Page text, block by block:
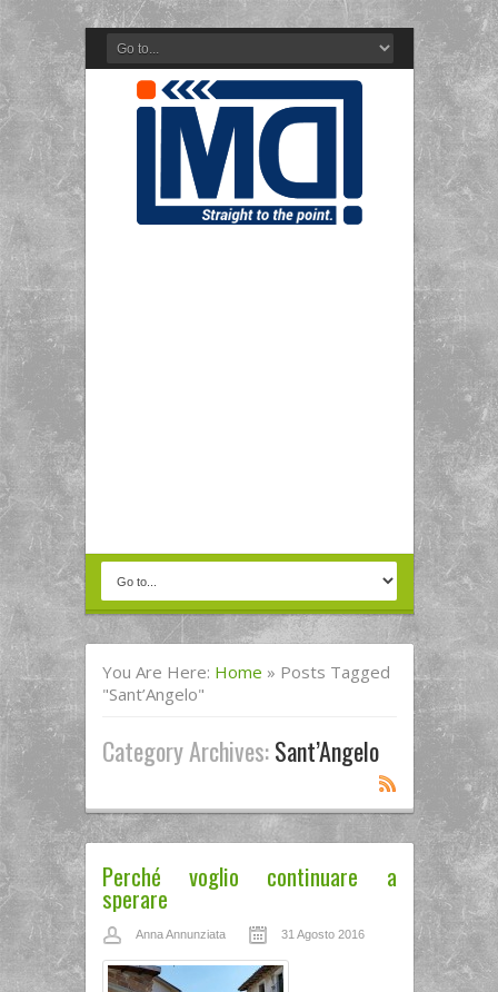
You Are Here: Home » Posts Tagged
"Sant’Angelo"
Category Archives:Sant’Angelo
Perché voglio continuare a
sperare
Anna Annunziata 31 Agosto 2016